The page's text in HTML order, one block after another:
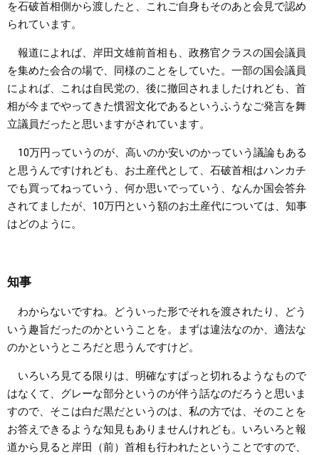
を石破首相側から渡したと、これご自身もそのあと会見で認め
られています。
報道によれば、岸田文雄前首相も、政務官クラスの国会議員
を集めた会合の場で、同様のことをしていた。一部の国会議員
によれば、これは自民党の、後に撤回されましたけれども、首
相が今までやってきた慣習文化であるというふうなご発言を舞
立議員だったと思いますがされています。
10万円っていうのが、高いのか安いのかっていう議論もある
と思うんですけれども、お土産代として、石破首相はハンカチ
でも買ってねっていう、何か思いでっていう、なんか国会答弁
されてましたが、10万円という額のお土産代については、知事
はどのように。
知事
わからないですね。どういった形でそれを渡されたり、どう
いう趣旨だったのかということを。まずは違法なのか、適法な
のかというところだと思うんですけど。
いろいろ見てる限りは、明確なすぱっと切れるようなもので
はなくて、グレーな部分というのが伴う話なのだろうと思いま
すので、そこは白だ黒だというのは、私の方では、そのことを
お答えできるような知見もありませんけれども。いろいろと報
道から見ると岸田（前）首相も行われたということですので、